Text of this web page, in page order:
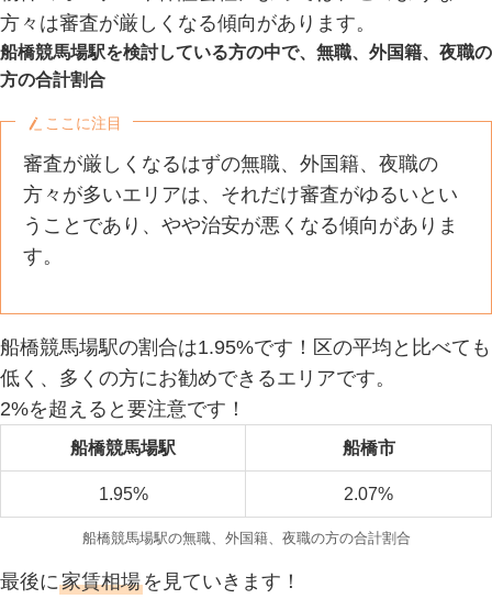
方々は審査が厳しくなる傾向があります。
船橋競馬場駅を検討している方の中で、無職、外国籍、夜職の
方の合計割合
ここに注目
審査が厳しくなるはずの無職、外国籍、夜職の
方々が多いエリアは、それだけ審査がゆるいとい
うことであり、やや治安が悪くなる傾向がありま
す。
船橋競馬場駅の割合は1.95%です！区の平均と比べても
低く、多くの方にお勧めできるエリアです。
2%を超えると要注意です！
船橋競馬場駅 船橋市
1.95% 2.07%
船橋競馬場駅の無職、外国籍、夜職の方の合計割合
最後に 家賃相場 を見ていきます！